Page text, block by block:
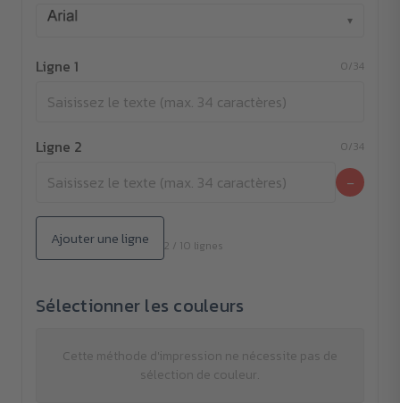
▾
Ligne 1 0/34
Ligne 2 0/34
−
Ajouter une ligne 2 / 10 lignes
Sélectionner les couleurs
Cette méthode d'impression ne nécessite pas de
sélection de couleur.